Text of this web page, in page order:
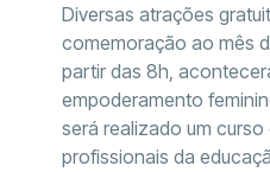
Diversas atrações
comemoração ao mês
partir das 8h,
empoderamento
será realizado um
profissionais da